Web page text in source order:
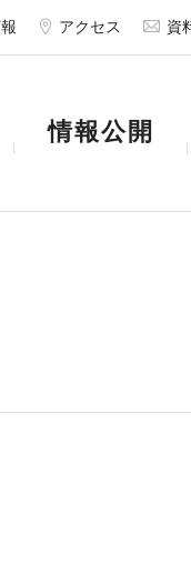
アクセス 資
情報公開